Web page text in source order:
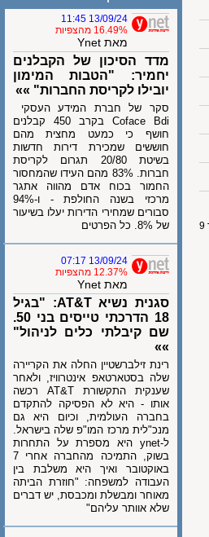
13/09/24 11:45
16.49% מהצפיות
מאת Ynet
מדד הסיכון של הקבלנים
יחמיר: "הטבות המימון
יובילו לקריסת החברות" »»
סקר של חברת המידע העסקי
Coface Bdi בקרב 450 קבלנים
חושף כי כמעט מחצית מהם
חוששים שמכירת דירות חדשות
בשיטת 20/80 תגרום לקריסת
חברות. 83% מהם העידו שהמחסור
החמור בכוח אדם מהווה אתגר
מרכזי בשנה החולפת - ו-94%
סבורים שמחירי הדירות יעלו בשיעור
13/09/24 07:17
12.37% מהצפיות
מאת Ynet
סגנית נשיא AT&T: "בגיל
18 הדרכתי טייסים בני 50.
שם קיבלתי כלים לניהול"
רינת זילברשטיין החלה את הקריירה
שלה בסטארטאפ אינטרוויז, ולאחר
שענקית התקשורת AT&T רכשה
אותו - היא לא הפסיקה להתקדם
בחברה העולמית, וכיום היא גם
מנכ"לית מרכז המו"פ שלה בישראל.
ל-ynet היא מספרת על התחרות
בשוק, התמיכה מהחברה אחרי 7
באוקטובר ואיך היא משלבת בין
העבודה למשפחה: "חוזרת הביתה
מאוחר ומבשלת ומכבסת, יש דברים
שלא אוותר עליהם"